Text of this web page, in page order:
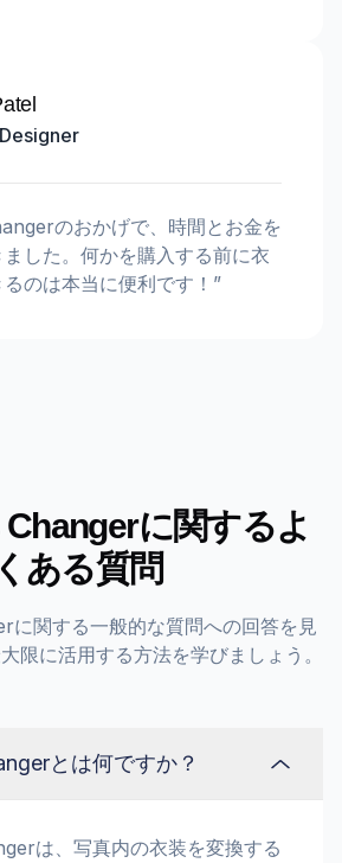
のおかげで、時間とお金を
した。何かを購入する前に衣
のは本当に便利です！ ”
に関するよ
くある質問
関する一般的な質問への回答を見
限に活用する方法を学びましょう。
とは何ですか？
は、写真内の衣装を変換する